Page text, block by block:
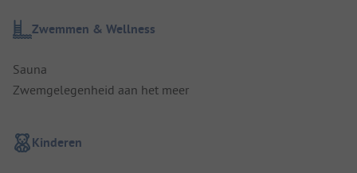
Zwemmen & Wellness
Sauna
Zwemgelegenheid aan het meer
Kinderen